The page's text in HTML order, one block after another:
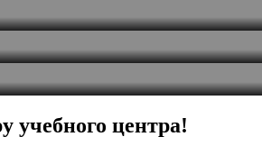
учебного центра!